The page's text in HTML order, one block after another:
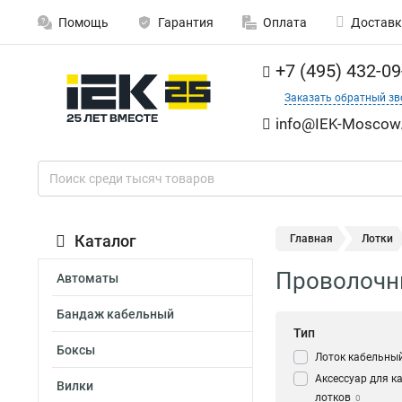
Помощь Гарантия Оплата
+7 (495) 432-
Заказать обратный
info@IEK-
Каталог
Автоматы
Бандаж кабельный
Боксы
Вилки
Главная Лотки
Тип
Лоток
Аксессуар для
лотков 0